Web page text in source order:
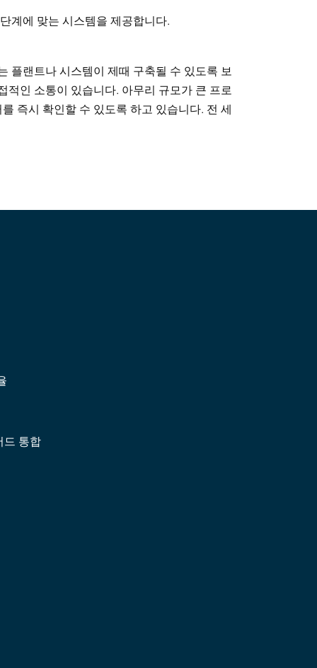
계에 맞는 시스템을 제공합니다.
플랜트나 시스템이 제때 구축될 수 있도록 보
인 소통이 있습니다. 아무리 규모가 큰 프로
즉시 확인할 수 있도록 하고 있습니다. 전 세
드 통합